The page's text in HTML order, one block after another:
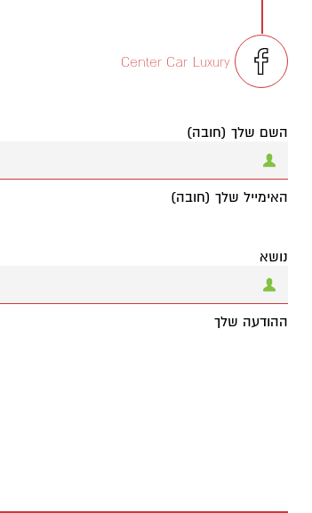
Center Car Luxury
השם שלך (חובה)
האימייל שלך (חובה)
נושא
ההודעה שלך